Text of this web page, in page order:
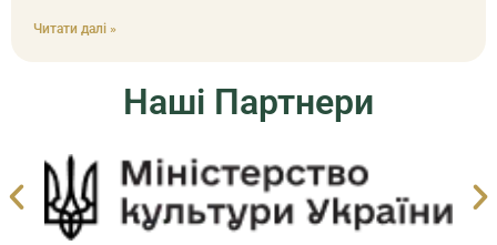
Читати далі »
Наші Партнери